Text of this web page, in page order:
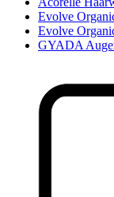
Evolve
Evolve
GYADA